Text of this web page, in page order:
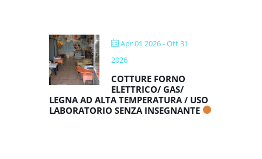
Apr 01 2026- Ott 31
2026
COTTURE FORNO
ELETTRICO/ GAS/
LEGNA AD ALTA TEMPERATURA / USO
LABORATORIO SENZA INSEGNANTE